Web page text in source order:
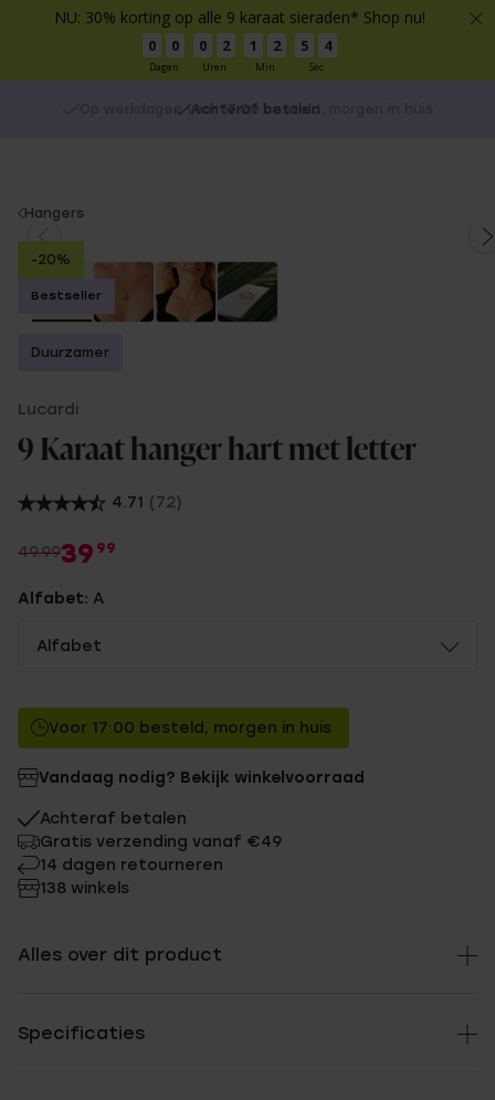
NU: 30% korting op alle 9 karaat sieraden* Shop nu!
0 0
Dagen
0 2
Uren
1 2
Min
5 4
Sec
Op werkdagen voor 17:00 besteld, morgen in huis
Achteraf betalen
You
are
here:
Hangers
-20%
Bestseller
Duurzamer
Lucardi
9 Karaat hanger hart met letter
4.71 (72)
49.9939 99
Alfabet: A
Alfabet
Voor 17:00 besteld, morgen in huis
Vandaag nodig? Bekijk winkelvoorraad
Achteraf betalen
Gratis verzending vanaf €49
14 dagen retourneren
138 winkels
Alles over dit product
Specificaties